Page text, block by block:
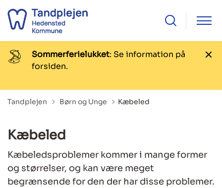
Sommerferielukket: Se information på
forsiden.
Tandplejen Tilbage til
Børn og Unge Kæbeled
Kæbeled
Kæbeledsproblemer kommer i mange former
og størrelser, og kan være meget
begrænsende for den der har disse problemer.